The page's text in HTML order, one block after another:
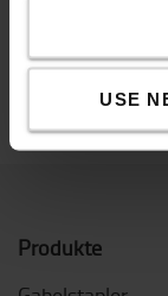
USE
Gewicht:1g
Produkte